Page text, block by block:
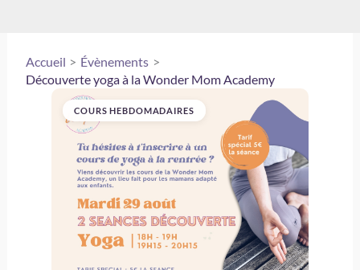
Accueil
Évènements
Découverte yoga à la Wonder Mom Academy
COURS HEBDOMADAIRES